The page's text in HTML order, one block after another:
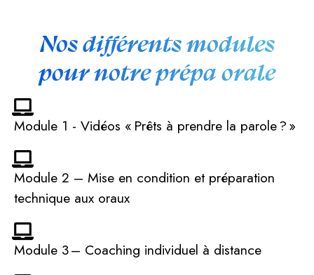
Nos différents modules
pour notre prépa orale
Module 1 - Vidéos « Prêts à prendre la parole ? »
Module 2 – Mise en condition et préparation
technique aux oraux
Module 3 – Coaching individuel à distance